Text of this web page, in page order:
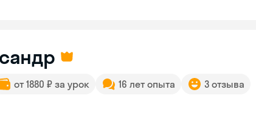
от 1880 ₽ за урок 16 лет опыта 3 отзыва